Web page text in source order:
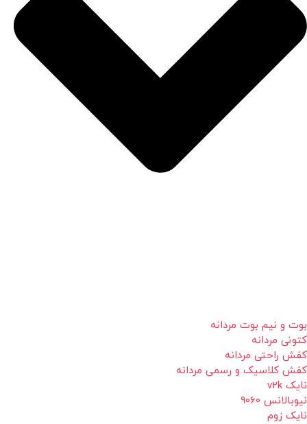
بوت و نیم بوت مردانه
کتونی مردانه
کفش راحتی مردانه
کفش کلاسیک و رسمی مردانه
نایک v2k
نیوبالانس 9060
نایک زوم